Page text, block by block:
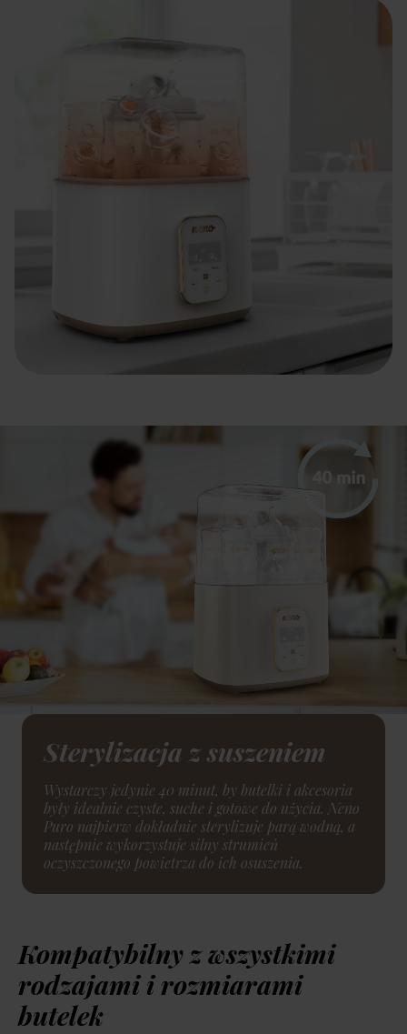
Sterylizacja z suszeniem
Wystarczy jedynie 40 minut, by butelki i akcesoria
były idealnie czyste, suche i gotowe do użycia. Neno
Puro najpierw dokładnie sterylizuje parą wodną, a
następnie wykorzystuje silny strumień
oczyszczonego powietrza do ich osuszenia.
Kompatybilny z wszystkimi
rodzajami i rozmiarami
butelek